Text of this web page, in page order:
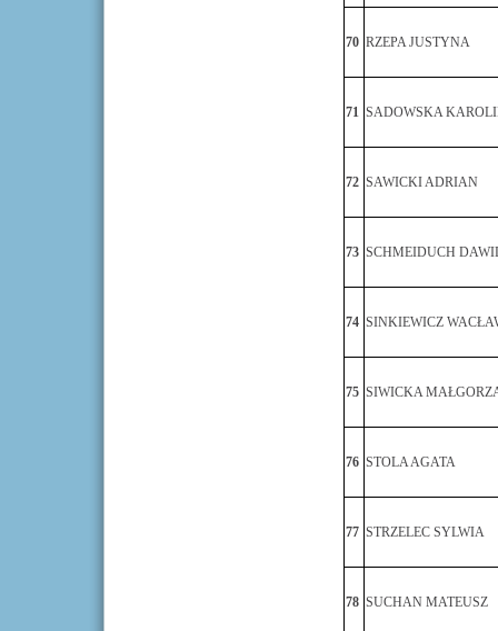
70 RZEPA JUSTYNA
71 SADOWSKA
72 SAWICKI ADRIAN
73 SCHMEIDUCH
74 SINKIEWICZ
75 SIWICKA
76 STOLA AGATA
77 STRZELEC SYLWIA
78 SUCHAN MATEUSZ